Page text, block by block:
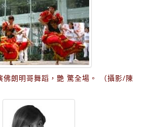
佛朗明哥舞蹈，艷 驚全場。 （攝影/陳